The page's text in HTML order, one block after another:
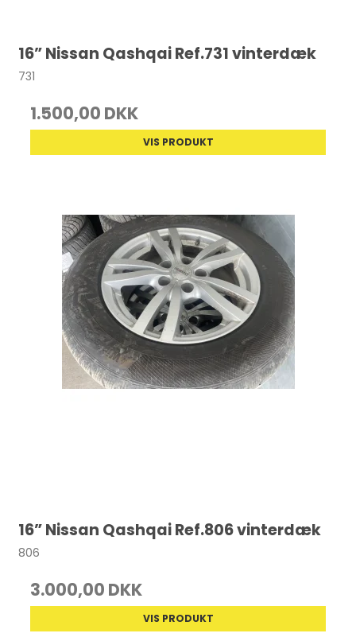
16” Nissan Qashqai Ref.731 vinterdæk
731
1.500,00 DKK
VIS PRODUKT
16” Nissan Qashqai Ref.806 vinterdæk
806
3.000,00 DKK
VIS PRODUKT